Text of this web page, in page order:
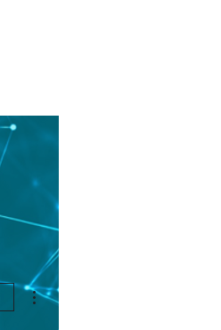
Más acciones